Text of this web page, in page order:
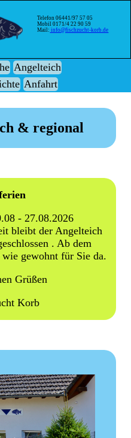
Telefon 06441/97 57 05
Mobil 0171/4 22 90 59
Mail: info@fischzucht-korb.de
Angelteich
Anfahrt
& regional
- 27.08.2026
bleibt der Angelteich
. Ab dem
gewohnt für Sie da.
Grüßen
Korb